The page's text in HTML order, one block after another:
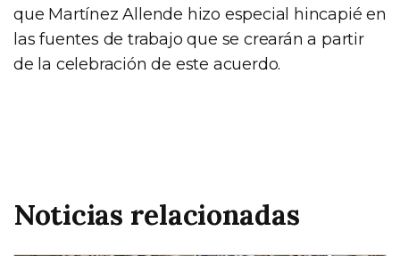
que Martínez Allende hizo especial hincapié en
las fuentes de trabajo que se crearán a partir
de la celebración de este acuerdo.
Noticias relacionadas